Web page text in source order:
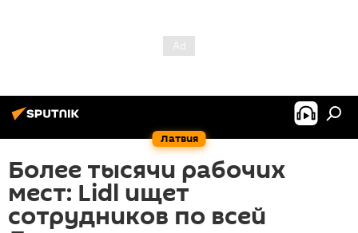
Латвия
Более тысячи рабочих
мест: Lidl ищет
сотрудников по всей